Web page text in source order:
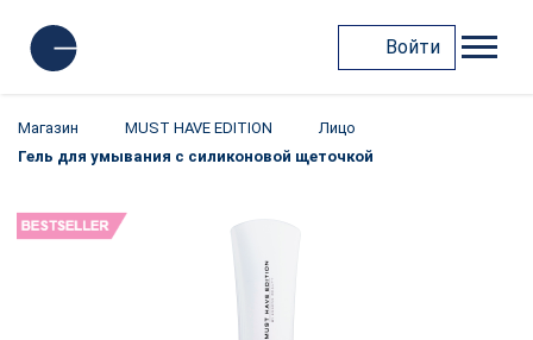
Войти
Магазин MUST HAVE EDITION
Лицо
Гель для умывания с силиконовой щеточкой